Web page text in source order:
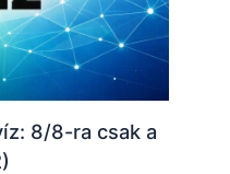
8/8-ra csak a